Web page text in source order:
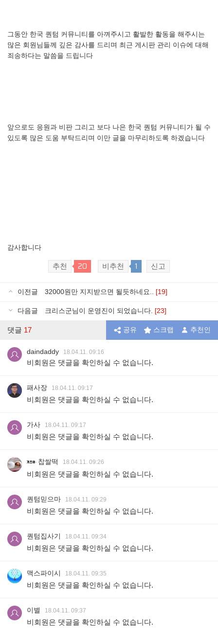
그동안 한국 퀀텀 커뮤니티를 아껴주시고 활발한 활동을 해주시는
많은 회원님들께 깊은 감사를 드리며 최근 게시판 관리 이슈에 대해
죄송하다는 말씀을 드립니다
앞으로도 응원과 비판 그리고 보다 나은 한국 퀀텀 커뮤니티가 될 수
있도록 많은 도움 부탁드리며 이만 글을 마무리하도록 하겠습니다
감사합니다
추천 20 비추천 1 신고
이전글 32000원만 지지받으면 될듯하네요.. [19]
다음글 크리스군님이 운영진이 되었습니다. [23]
댓글 17 공유 스크랩 추천인
daindaddy 18.04.11. 09:16
비회원은 댓글을 확인하실 수 없습니다.
패사장 18.04.11. 09:17
비회원은 댓글을 확인하실 수 없습니다.
가사 18.04.11. 09:17
비회원은 댓글을 확인하실 수 없습니다.
찹쌀떡 18.04.11. 09:26
비회원은 댓글을 확인하실 수 없습니다.
퀀텀믿으마 18.04.11. 09:29
비회원은 댓글을 확인하실 수 없습니다.
퀀텀집사기 18.04.11. 09:34
비회원은 댓글을 확인하실 수 없습니다.
맥스파이시 18.04.11. 09:35
비회원은 댓글을 확인하실 수 없습니다.
이별 18.04.11. 09:37
비회원은 댓글을 확인하실 수 없습니다.